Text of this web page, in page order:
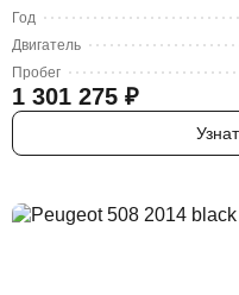
Год
Двигатель
Пробег
1 301 275 ₽